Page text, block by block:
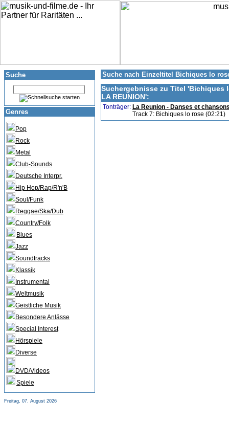
Suche
Genres
Pop
Rock
Metal
Club-Sounds
Deutsche Interpr.
Hip Hop/Rap/R'n'B
Soul/Funk
Reggae/Ska/Dub
Country/Folk
Blues
Jazz
Soundtracks
Klassik
Instrumental
Weltmusik
Geistliche Musik
Besondere Anlässe
Special Interest
Hörspiele
Diverse
DVD/Videos
Spiele
Suche nach Einzeltitel Bichiques lo
Suchergebnisse zu Titel 'Bichiques
LA REUNION':
Tonträger: La Reunion - Danses et
Track 7: Bichiques lo rose (02:21)
Freitag, 07. August 2026